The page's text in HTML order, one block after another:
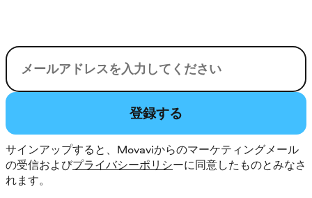
電子メール
登録する
サインアップすると、Movaviからのマーケティングメール
の受信およびプライバシーポリシーに同意したものとみなさ
れます。